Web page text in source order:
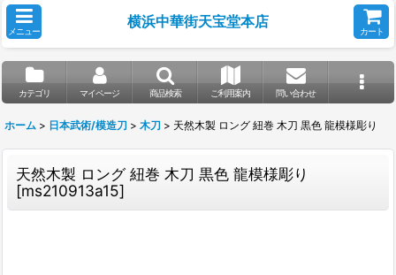
メニュー
横浜中華街天宝堂本店
カート
カテゴリ マイページ 商品検索 ご利用案内 問い合わせ
ホーム > 日本武術/模造刀 > 木刀 > 天然木製 ロング 紐巻 木刀 黒色 龍模様彫り
天然木製 ロング 紐巻 木刀 黒色 龍模様彫り
[ms210913a15]